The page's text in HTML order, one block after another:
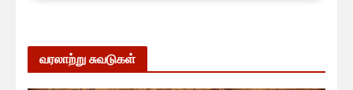
வரலாற்று சுவடுகள்